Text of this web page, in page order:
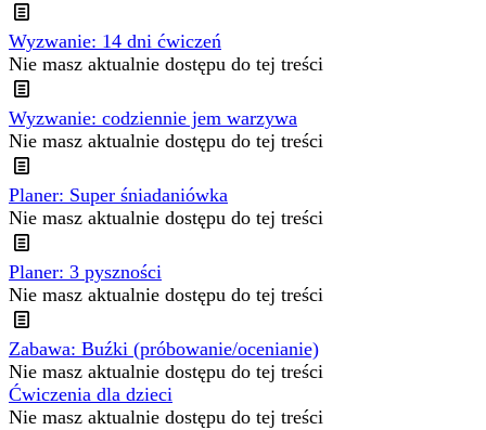
Wyzwanie: 14 dni ćwiczeń
Nie masz aktualnie dostępu do tej treści
Wyzwanie: codziennie jem warzywa
Nie masz aktualnie dostępu do tej treści
Planer: Super śniadaniówka
Nie masz aktualnie dostępu do tej treści
Planer: 3 pyszności
Nie masz aktualnie dostępu do tej treści
Zabawa: Buźki (próbowanie/ocenianie)
Nie masz aktualnie dostępu do tej treści
Ćwiczenia dla dzieci
Nie masz aktualnie dostępu do tej treści